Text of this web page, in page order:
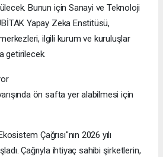
Bunun için Sanayi ve Teknoloji
Yapay Zeka Enstitüsü,
ilgili kurum ve kuruluşlar
getirilecek.
ön safta yer alabilmesi için
Çağrısı"nın 2026 yılı
Çağrıyla ihtiyaç sahibi şirketlerin,